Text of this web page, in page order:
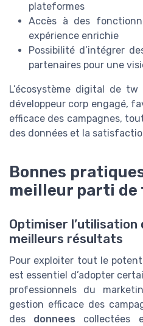
plateformes
Accès à des
expérience enrichie
Possibilité d’intégrer
partenaires pour une
L’écosystème digital de
développeur corp engagé,
efficace des campagnes,
des données et la
Bonnes
meilleur parti de
Optimiser l’utilisation
meilleurs résultats
Pour exploiter tout le
est essentiel d’adopter
professionnels du
gestion efficace des
des donnees collectées